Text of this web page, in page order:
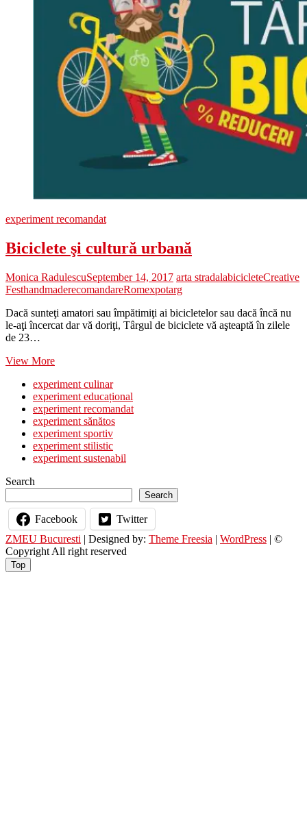
experiment recomandat
Biciclete şi cultură urbană
Monica RadulescuSeptember 14, 2017 arta stradalabicicleteCreative
FesthandmaderecomandareRomexpotarg
Dacă sunteţi amatori sau împătimiţi ai bicicletelor sau dacă încă nu
le-aţi încercat dar vă doriţi, Târgul de biciclete vă aşteaptă în zilele
de 23…
View MoreBiciclete
cultură
urbană
experiment culinar
experiment educațional
experiment recomandat
experiment sănătos
experiment sportiv
experiment stilistic
experiment sustenabil
Search
Search
Facebook
Twitter
ZMEU Bucuresti | Designed by: Theme Freesia | WordPress | ©
Copyright All right reserved
Top